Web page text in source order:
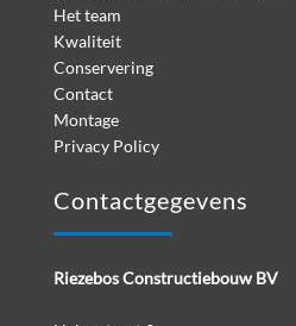
Het team
Kwaliteit
Conservering
Contact
Montage
Privacy Policy
Contactgegevens
Riezebos Constructiebouw BV